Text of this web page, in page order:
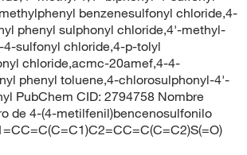
benzenesulfonyl chloride,4-
phenyl sulphonyl chloride,4'-methyl-
sulfonyl chloride,4-p-tolyl
chloride,acmc-20amef,4-4-
phenyl toluene,4-chlorosulphonyl-4'-
PubChem CID: 2794758 Nombre
de 4-(4-metilfenil)bencenosulfonilo